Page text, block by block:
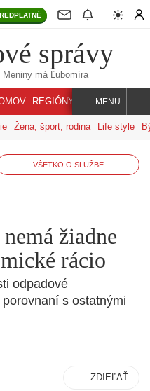
správy
| Meniny má Ľubomíra
REGIÓNY INDEX SVET
MENU
Žena, šport, rodina Life style
VŠETKO O SLUŽBE
žiadne
rácio
odpadové
s ostatnými
ZDIEĽAŤ